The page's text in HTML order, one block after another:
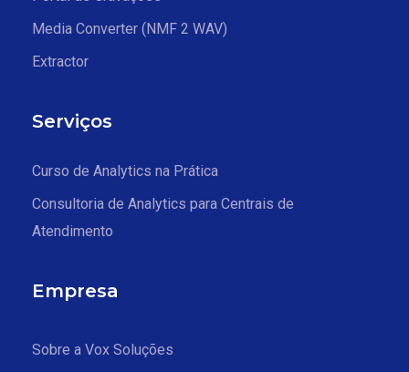
Media Converter (NMF 2 WAV)
Extractor
Serviços
Curso de Analytics na Prática
Consultoria de Analytics para Centrais de
Atendimento
Empresa
Sobre a Vox Soluções